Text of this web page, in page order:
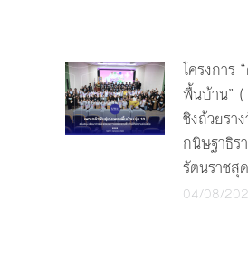
โครงการ
พื้นบ้าน”
ชิงถ้วยรา
กนิษฐาธิร
รัตนราชสุ
04/08/